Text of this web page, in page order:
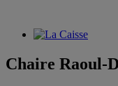
Chaire Raoul-